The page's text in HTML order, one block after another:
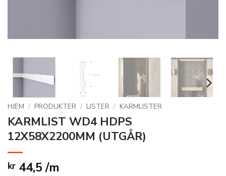
HJEM / PRODUKTER / LISTER / KARMLISTER
KARMLIST WD4 HDPS
12X58X2200MM (UTGÅR)
kr 44,5 /m